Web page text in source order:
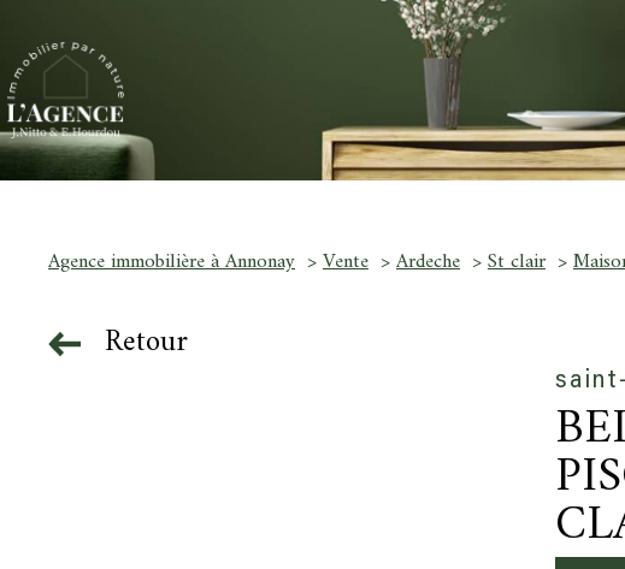
Agence immobilière à Annonay Vente Ardeche St clair
Retour